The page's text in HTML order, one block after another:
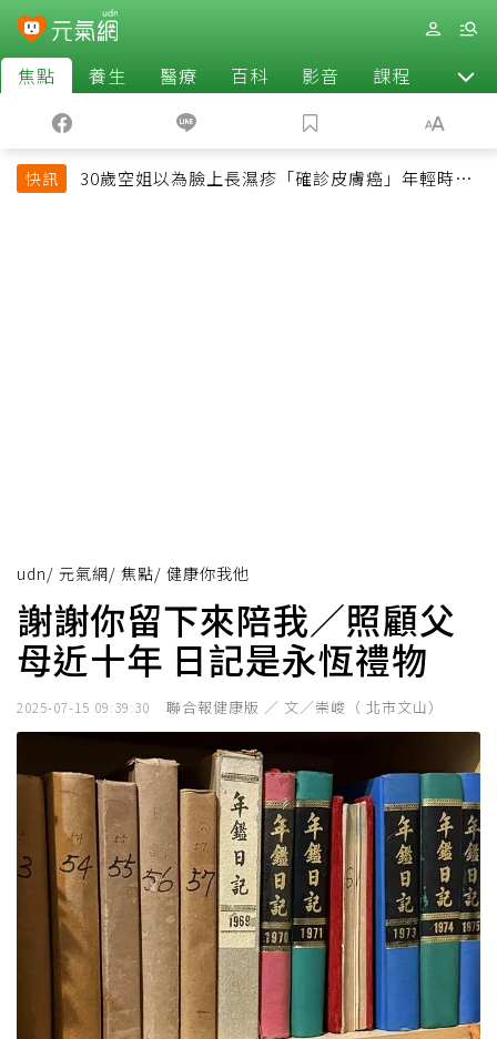
焦點 養生 醫療 百科 影音 課程 退休
快訊
30歲空姐以為臉上長濕疹「確診皮膚癌」年輕時一
udn/ 元氣網/ 焦點/ 健康你我他
謝謝你留下來陪我／照顧父
母近十年 日記是永恆禮物
2025-07-15 09:39:30 聯合報健康版 ／ 文／崇峻（ 北市文山）